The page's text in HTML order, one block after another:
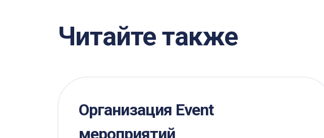
Читайте также
Организация Event
мероприятий